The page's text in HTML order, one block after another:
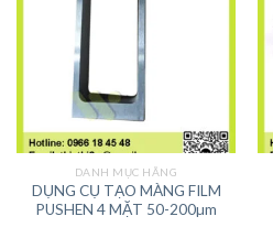
DANH MỤC HÃNG
DỤNG CỤ TẠO MÀNG FILM
PUSHEN 4 MẶT 50-200µm